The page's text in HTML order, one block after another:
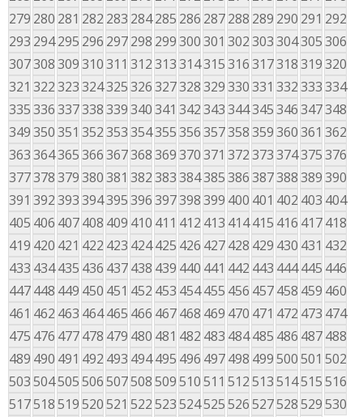
279 280 281 282 283 284285 286 287288 289 290 291 292
293 294295 296 297298 299300301 302303304305306
307308309310311 312313314315316317318319320
321 322323324325326327328329330331 332333334
335336337338339340341 342343344345346347348
349350351 352353354355356357358359360361 362
363364365366367368369370371 372373374375376
377378379380381 382383384385386387388389390
391 392393394395396397398399 400 401 402 403 404
405 406 407408 409 410 411 412 413 414415 416 417418
419 420 421 422 423 424425 426 427428 429 430 431 432
433 434435 436 437438 439 440 441 442 443 444445 446
447448 449 450 451 452 453 454455 456 457458 459 460
461 462 463 464465 466 467468 469 470 471 472 473 474
475 476 477478 479 480 481 482 483 484485 486 487488
489 490 491 492 493 494495 496 497498 499500501 502
503504505506507508509510511 512513514515516
517518519520521 522523524525526527528529530